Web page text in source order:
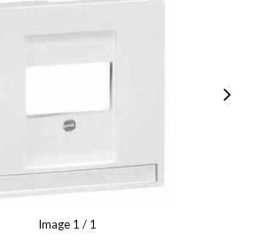
Image 1 / 1